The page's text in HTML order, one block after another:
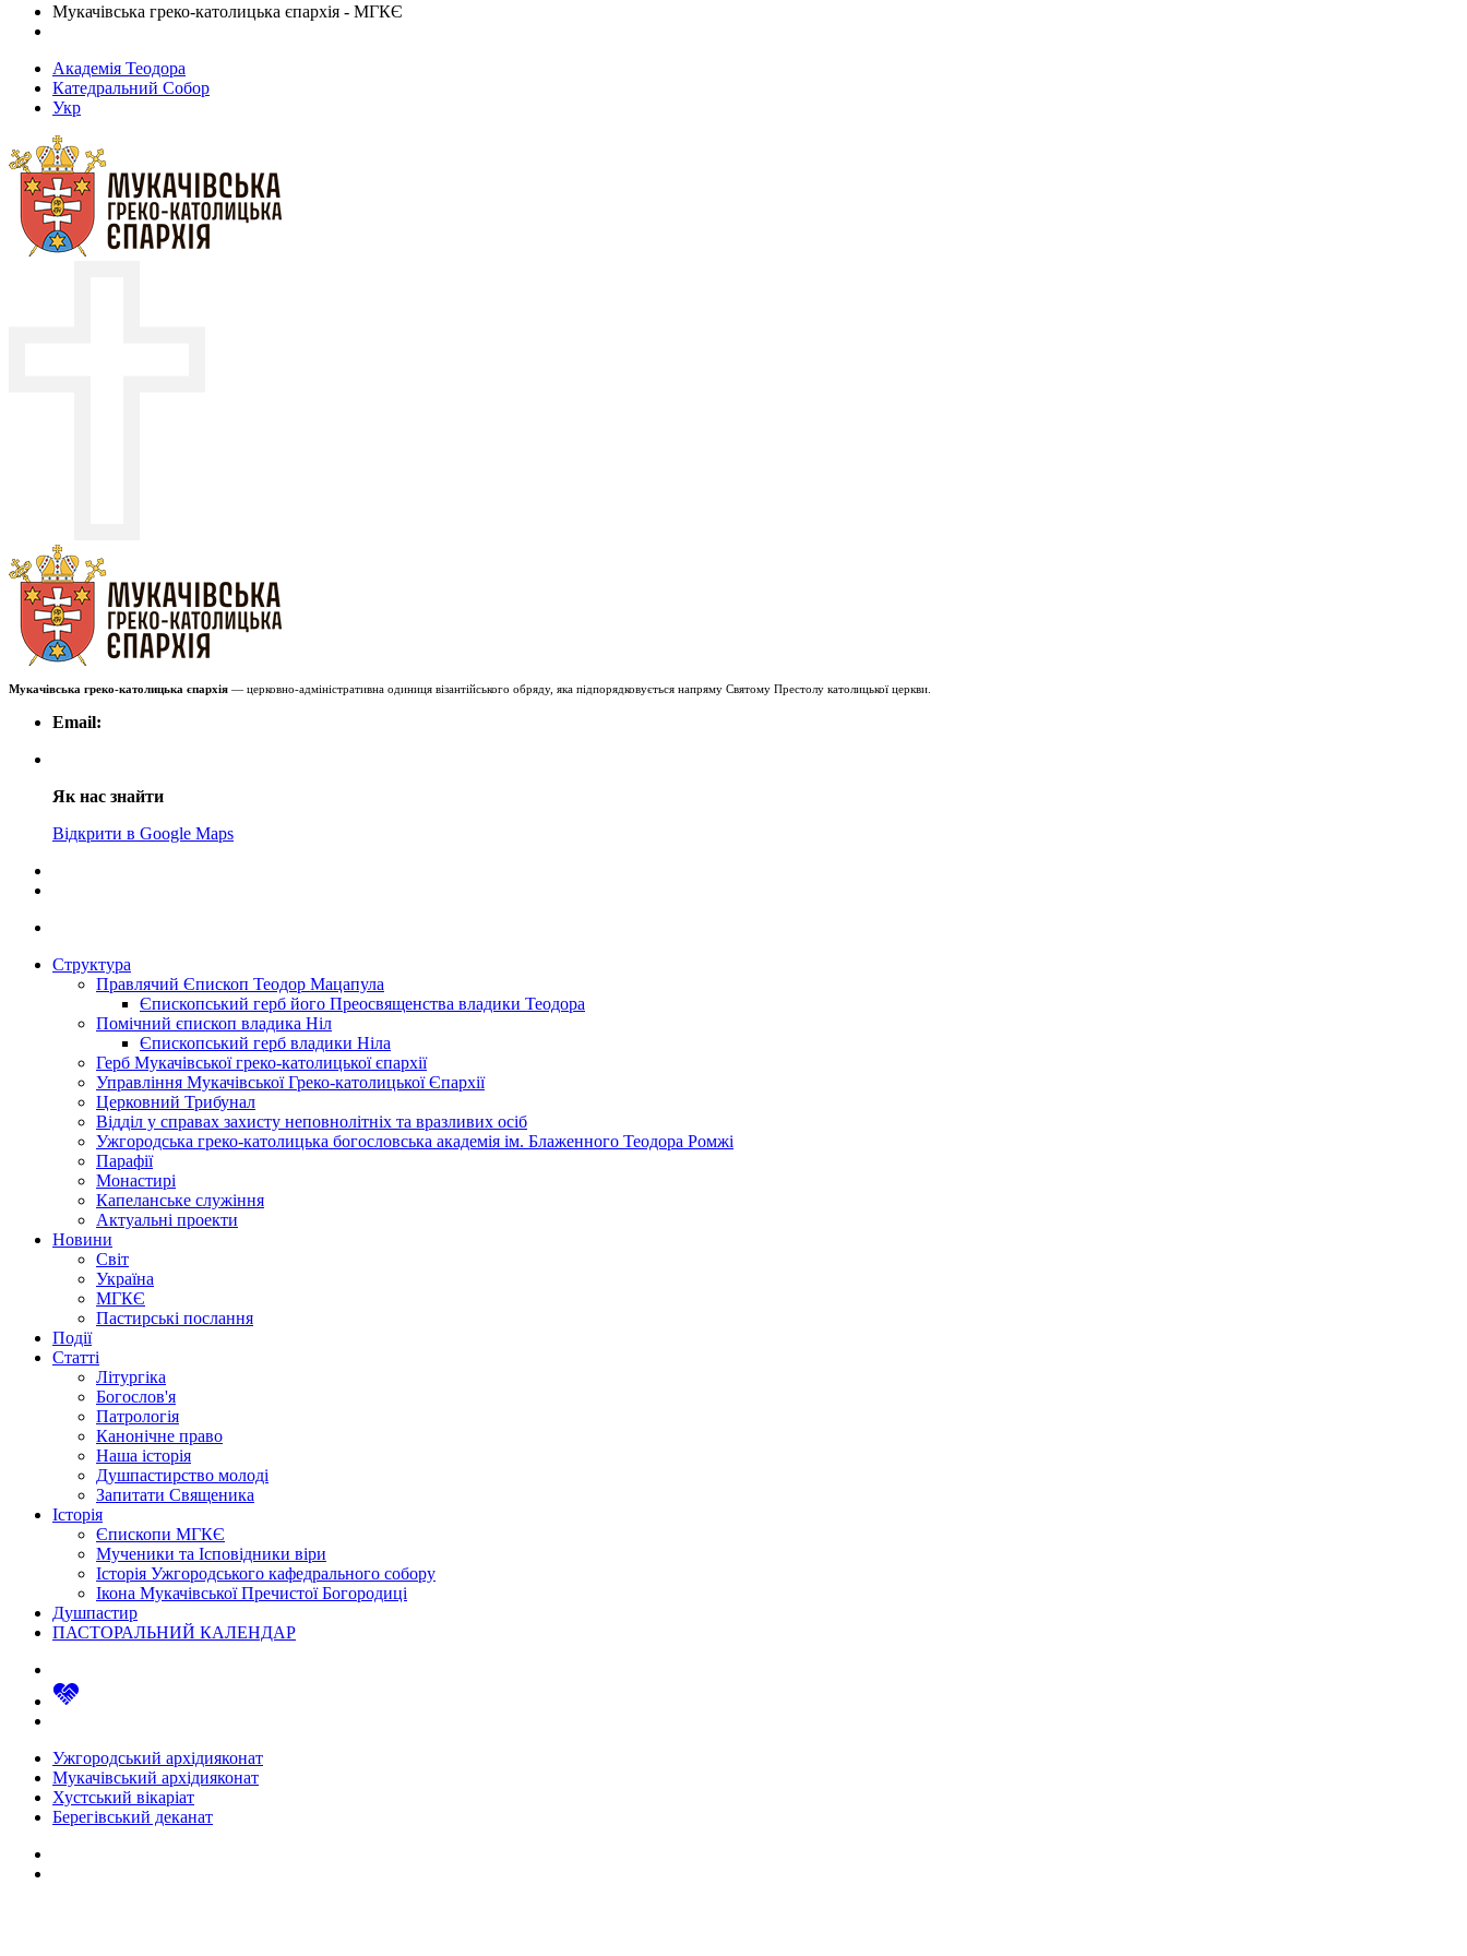
Мукачівська греко-католицька єпархія - МГКЄ
Академія Теодора
Катедральний Собор
Укр
Мукачівська греко-католицька єпархія — церковно-адміністративна одиниця візантійського обряду, яка підпорядковується напряму Святому Престолу католицької церкви.
Email:
Як нас знайти
Відкрити в Google Maps
Структура
Правлячий Єпископ Теодор Мацапула
Єпископський герб його Преосвященства владики Теодора
Помічний єпископ владика Ніл
Єпископський герб владики Ніла
Герб Мукачівської греко-католицької єпархії
Управління Мукачівської Греко-католицької Єпархії
Церковний Трибунал
Відділ у справах захисту неповнолітніх та вразливих осіб
Ужгородська греко-католицька богословська академія ім. Блаженного Теодора Ромжі
Парафії
Монастирі
Капеланське служіння
Актуальні проекти
Новини
Світ
Україна
МГКЄ
Пастирські послання
Події
Статті
Літургіка
Богослов'я
Патрологія
Канонічне право
Наша історія
Душпастирство молоді
Запитати Священика
Історія
Єпископи МГКЄ
Мученики та Ісповідники віри
Історія Ужгородського кафедрального собору
Ікона Мукачівської Пречистої Богородиці
Душпастир
ПАСТОРАЛЬНИЙ КАЛЕНДАР
Ужгородський архідияконат
Мукачівський архідияконат
Хустський вікаріат
Берегівський деканат